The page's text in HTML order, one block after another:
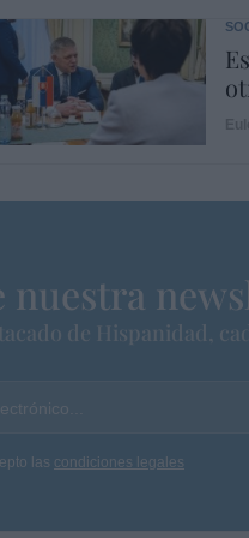
nuestra
de Hispanidad,
las condiciones legales